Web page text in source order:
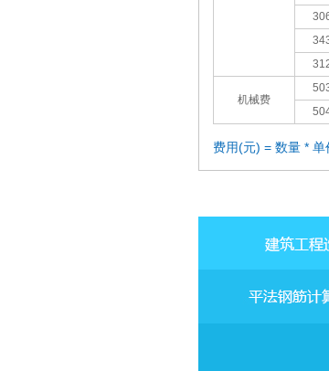
机械费
费用(元) = 数量 * 单